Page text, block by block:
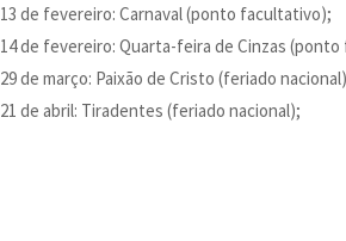
13 de fevereiro: Carnaval (ponto facultativo);
14 de fevereiro: Quarta-feira de Cinzas
29 de março: Paixão de Cristo (feriado
21 de abril: Tiradentes (feriado nacional);